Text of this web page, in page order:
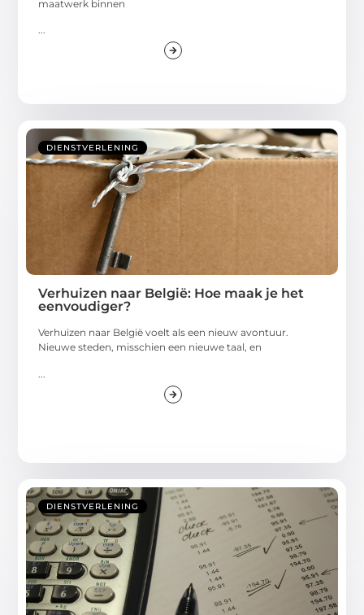
maatwerk binnen
...
DIENSTVERLENING
Verhuizen naar België: Hoe maak je het
eenvoudiger?
Verhuizen naar België voelt als een nieuw avontuur.
Nieuwe steden, misschien een nieuwe taal, en
DIENSTVERLENING